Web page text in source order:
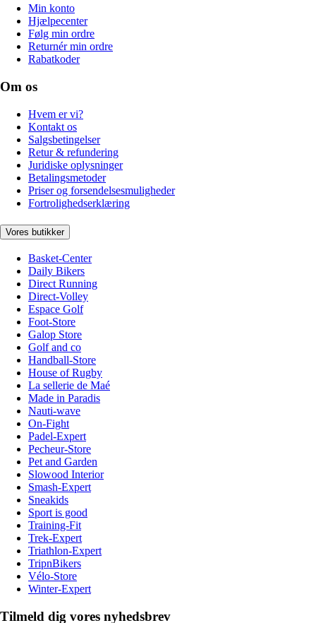
Min konto
Hjælpecenter
Følg min ordre
Returnér min ordre
Rabatkoder
Om os
Hvem er vi?
Kontakt os
Salgsbetingelser
Retur & refundering
Juridiske oplysninger
Betalingsmetoder
Priser og forsendelsesmuligheder
Fortrolighedserklæring
Vores butikker
Basket-Center
Daily Bikers
Direct Running
Direct-Volley
Espace Golf
Foot-Store
Galop Store
Golf and co
Handball-Store
House of Rugby
La sellerie de Maé
Made in Paradis
Nauti-wave
On-Fight
Padel-Expert
Pecheur-Store
Pet and Garden
Slowood Interior
Smash-Expert
Sneakids
Sport is good
Training-Fit
Trek-Expert
Triathlon-Expert
TripnBikers
Vélo-Store
Winter-Expert
Tilmeld dig vores nyhedsbrev